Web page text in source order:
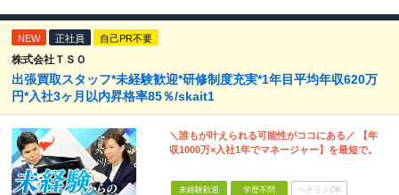
NEW 正社員 自己PR不要
株式会社ＴＳＯ
出張買取スタッフ*未経験歓迎*研修制度充実*1年目平均年収620万
円*入社3ヶ月以内昇格率85％/skait1
＼誰もが叶えられる可能性がココにある／ 【年
収1000万×入社1年でマネージャー】を最短で。
未経験歓迎 学歴不問 ベテランOK